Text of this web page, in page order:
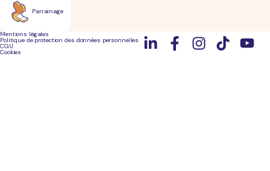
Parrainage
Mentions légales
Politique de protection des données personnelles
CGU
Cookies